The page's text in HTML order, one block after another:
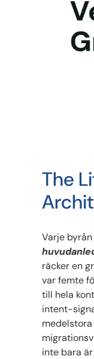
The
Varje
räcker en
var femte
till hela
intent-
inte bara